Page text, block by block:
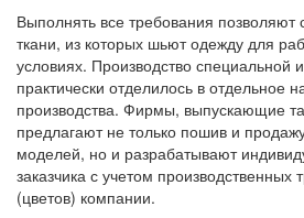
Выполнять все требования
ткани, из которых шьют одежду для
условиях. Производство
практически отделилось в отдельное
производства. Фирмы, выпускающие
предлагают не только пошив и
моделей, но и разрабатывают
заказчика с учетом производственных
(цветов) компании.